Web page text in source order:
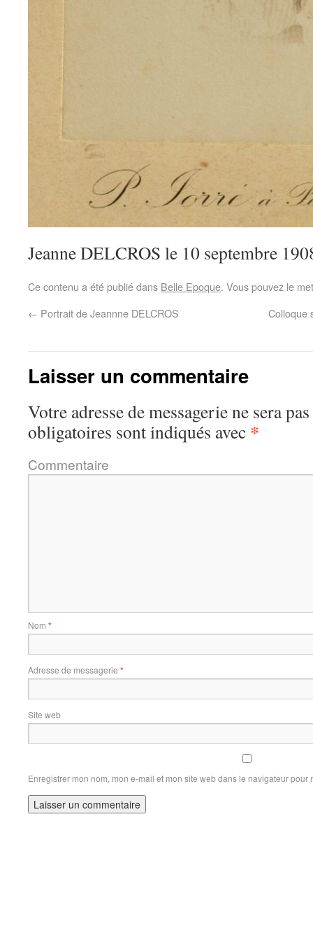
Jeanne DELCROS le 10 septembre
Ce contenu a été publié dans Belle Epoque. Vous pouvez le
← Portrait de Jeannne DELCROS Colloque
Laisser un commentaire
Votre adresse de messagerie ne sera
obligatoires sont indiqués avec *
Commentaire
Nom *
Adresse de messagerie *
Site web
Enregistrer mon nom, mon e-mail et mon site web dans le navigateur pour